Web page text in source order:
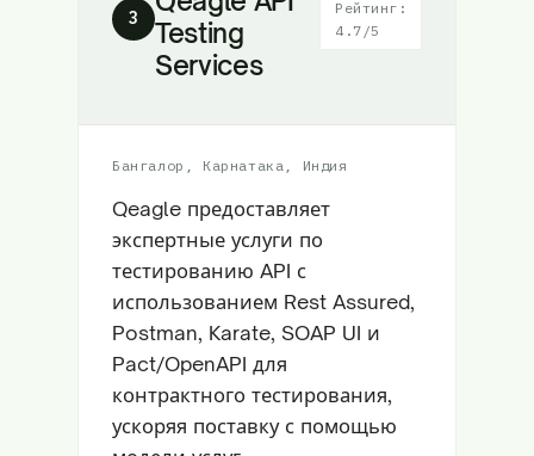
3
Testing
Services
Рейтинг:
4.7/5
Бангалор, Карнатака, Индия
Qeagle предоставляет
экспертные услуги по
тестированию API с
использованием Rest Assured,
Postman, Karate, SOAP UI и
Pact/OpenAPI для
контрактного тестирования,
ускоряя поставку с помощью